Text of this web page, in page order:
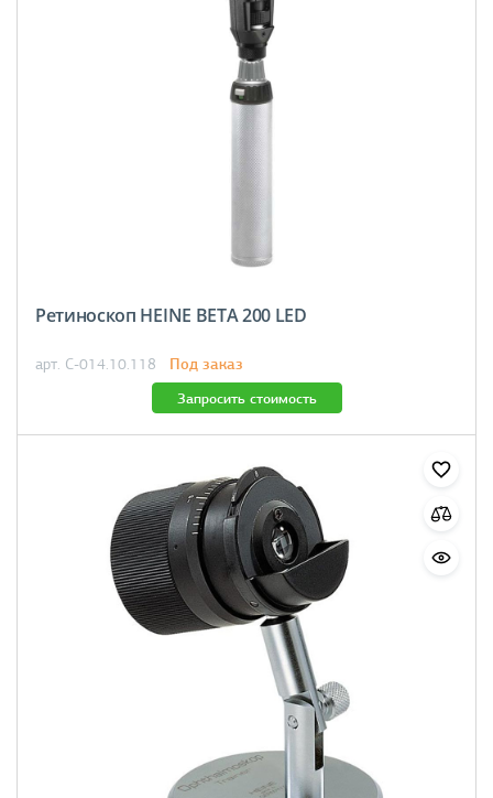
Ретиноскоп HEINE BETA 200 LED
арт. C-014.10.118 Под заказ
Запросить стоимость